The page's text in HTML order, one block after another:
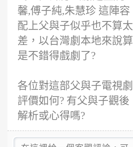
馨,傅子純,朱慧珍 這陣容
配上父與子似乎也不算太
差，以台灣劇本地來說算
是不錯得戲劇了?
各位對這部父與子電視劇
評價如何? 有父與子觀後
解析或心得嗎?